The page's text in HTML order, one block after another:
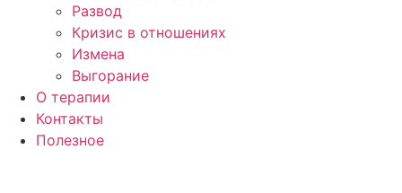
Развод
Кризис в отношениях
Измена
Выгорание
О терапии
Контакты
Полезное